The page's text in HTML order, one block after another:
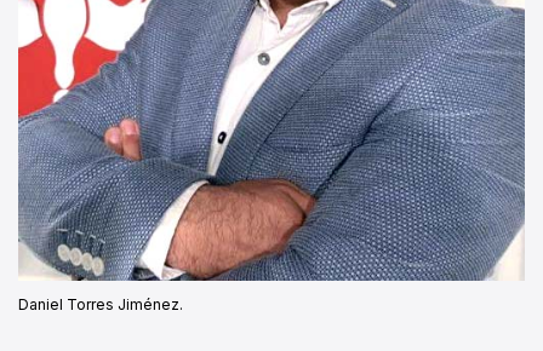
Daniel Torres Jiménez.